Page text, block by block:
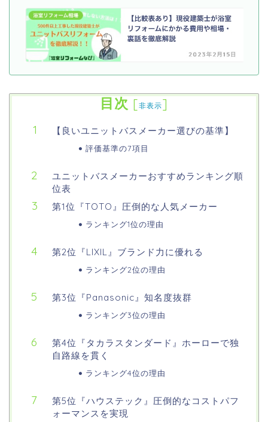
目次 [非表示]
【良いユニットバスメーカー選びの基準】
評価基準の7項目
ユニットバスメーカーおすすめランキング順
位表
第1位『TOTO』圧倒的な人気メーカー
ランキング1位の理由
第2位『LIXIL』ブランド力に優れる
ランキング2位の理由
第3位『Panasonic』知名度抜群
ランキング3位の理由
第4位『タカラスタンダード』ホーローで独
自路線を貫く
ランキング4位の理由
第5位『ハウステック』圧倒的なコストパフ
ォーマンスを実現